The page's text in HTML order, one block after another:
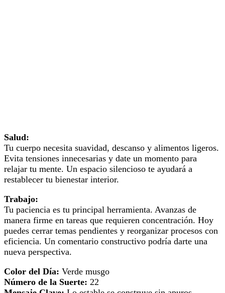
Salud:
Tu cuerpo necesita suavidad, descanso y alimentos ligeros.
Evita tensiones innecesarias y date un momento para
relajar tu mente. Un espacio silencioso te ayudará a
restablecer tu bienestar interior.
Trabajo:
Tu paciencia es tu principal herramienta. Avanzas de
manera firme en tareas que requieren concentración. Hoy
puedes cerrar temas pendientes y reorganizar procesos con
eficiencia. Un comentario constructivo podría darte una
nueva perspectiva.
Color del Día: Verde musgo
Número de la Suerte: 22